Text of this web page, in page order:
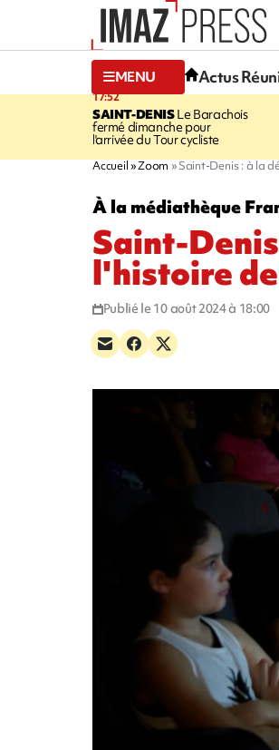
MENU Actus
17:52
SAINT-DENISLe Barachois
fermé dimanche pour
l'arrivée du Tour cycliste
Accueil Zoom Saint-Denis : à la
À la médiathèque
Saint-
l'histoire
Publié le 10 août 2024 à 18:00